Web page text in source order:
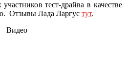
тест-драйва в качестве
Отзывы Лада Ларгус тут.
Видео